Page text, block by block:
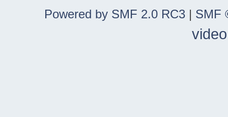
Powered by SMF 2.0 RC3 | SMF